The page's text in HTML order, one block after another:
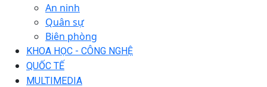
An ninh
Quân sự
Biên phòng
KHOA HỌC - CÔNG NGHỆ
QUỐC TẾ
MULTIMEDIA